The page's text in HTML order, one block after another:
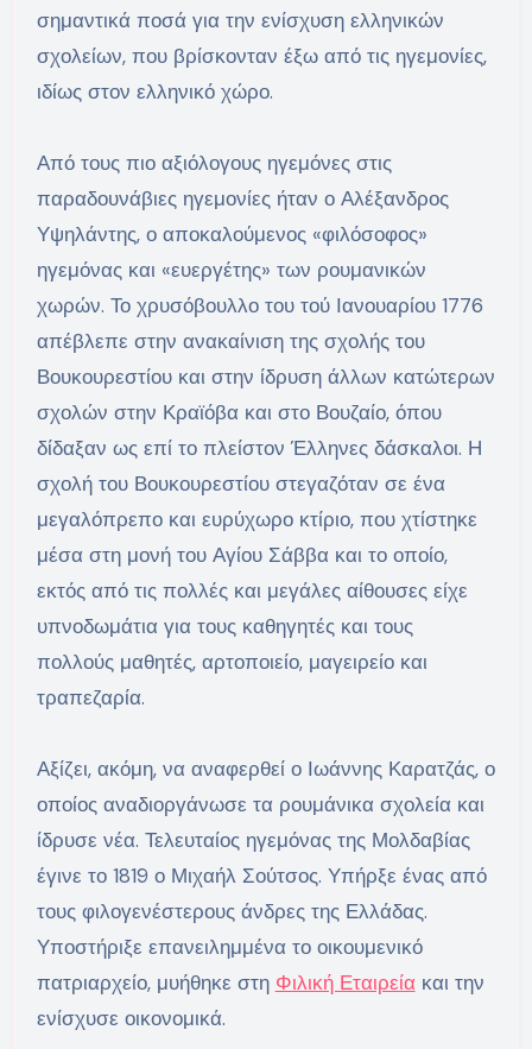
σημαντικά ποσά για την ενίσχυση ελληνικών
σχολείων, που βρίσκονταν έξω από τις ηγεμονίες,
ιδίως στον ελληνικό χώρο.
Από τους πιο αξιόλογους ηγεμόνες στις
παραδουνάβιες ηγεμονίες ήταν ο Αλέξανδρος
Υψηλάντης, ο αποκαλούμενος «φιλόσοφος»
ηγεμόνας και «ευεργέτης» των ρουμανικών
χωρών. Το χρυσόβουλλο του τού Ιανουαρίου 1776
απέβλεπε στην ανακαίνιση της σχολής του
Βουκουρεστίου και στην ίδρυση άλλων κατώτερων
σχολών στην Κραϊόβα και στο Βουζαίο, όπου
δίδαξαν ως επί το πλείστον Έλληνες δάσκαλοι. Η
σχολή του Βουκουρεστίου στεγαζόταν σε ένα
μεγαλόπρεπο και ευρύχωρο κτίριο, που χτίστηκε
μέσα στη μονή του Αγίου Σάββα και το οποίο,
εκτός από τις πολλές και μεγάλες αίθουσες είχε
υπνοδωμάτια για τους καθηγητές και τους
πολλούς μαθητές, αρτοποιείο, μαγειρείο και
τραπεζαρία.
Αξίζει, ακόμη, να αναφερθεί ο Ιωάννης Καρατζάς, ο
οποίος αναδιοργάνωσε τα ρουμάνικα σχολεία και
ίδρυσε νέα. Τελευταίος ηγεμόνας της Μολδαβίας
έγινε το 1819 ο Μιχαήλ Σούτσος. Υπήρξε ένας από
τους φιλογενέστερους άνδρες της Ελλάδας.
Υποστήριξε επανειλημμένα το οικουμενικό
πατριαρχείο, μυήθηκε στη Φιλική Εταιρείακαι την
ενίσχυσε οικονομικά.